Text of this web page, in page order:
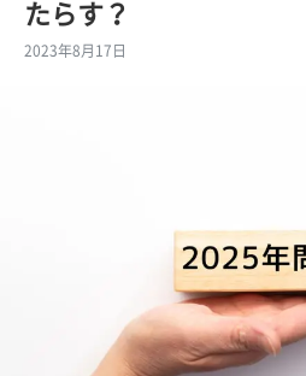
開業医のリアル
たらす？
2023年8月17日